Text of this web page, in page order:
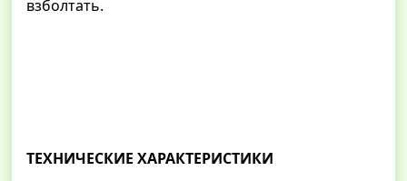
взболтать.
ТЕХНИЧЕСКИЕ ХАРАКТЕРИСТИКИ